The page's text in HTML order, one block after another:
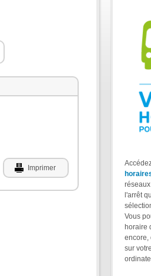
Imprimer
l'arrêt
Vous
horaire
encore,
sur